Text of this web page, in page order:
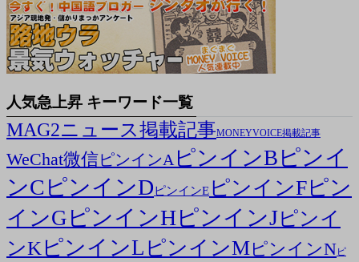
人気急上昇 キーワード一覧
MAG2ニュース掲載記事MONEYVOICE掲載記事
WeChat微信ピンインAピンインB ピンイ
ンC ピンインDピンインE ピンインFピン
インG ピンインHピンインJピンイ
ンK ピンインL ピンインMピンインNピ